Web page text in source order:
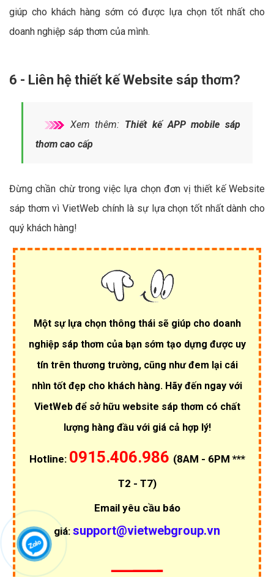
giúp cho khách hàng sớm có được lựa chọn tốt nhất cho
doanh nghiệp sáp thơm của mình.
6 - Liên hệ thiết kế Website sáp thơm?
Xem thêm: Thiết kế APP mobile sáp
thơm cao cấp
Đừng chần chừ trong việc lựa chọn đơn vị thiết kế Website
sáp thơm vì VietWeb chính là sự lựa chọn tốt nhất dành cho
quý khách hàng!
Một sự lựa chọn thông thái sẽ giúp cho doanh
nghiệp sáp thơm của bạn sớm tạo dựng được uy
tín trên thương trường, cũng như đem lại cái
nhìn tốt đẹp cho khách hàng. Hãy đến ngay với
VietWeb để sở hữu website sáp thơm có chất
lượng hàng đầu với giá cả hợp lý!
Hotline: 0915.406.986 (8AM - 6PM ***
T2 - T7)
Email yêu cầu báo
giá: support@vietwebgroup.vn